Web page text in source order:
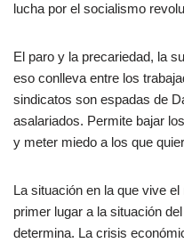
lucha por el socialismo
El paro y la precariedad, la
eso conlleva entre los
sindicatos son espadas de
asalariados. Permite bajar
y meter miedo a los que
La situación en la que vive
primer lugar a la situación
determina. La crisis